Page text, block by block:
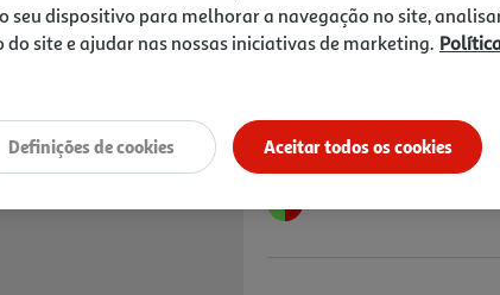
Notas de preparação
seu dispositivo para melhorar a navegação no site,
do site e ajudar nas nossas iniciativas de marketing.
Aceitar todos os cookies
Definições de cookies